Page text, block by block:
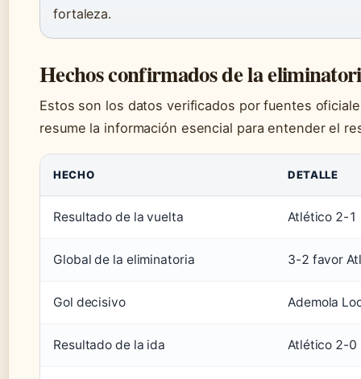
fortaleza.
Hechos confirmados de la
Estos son los datos verificados por fuentes
resume la información esencial para entender el
HECHO DETALLE
Resultado de la vuelta Atlético 2-1
Global de la eliminatoria 3-2 favor
Gol decisivo Ademola
Resultado de la ida Atlético 2-0